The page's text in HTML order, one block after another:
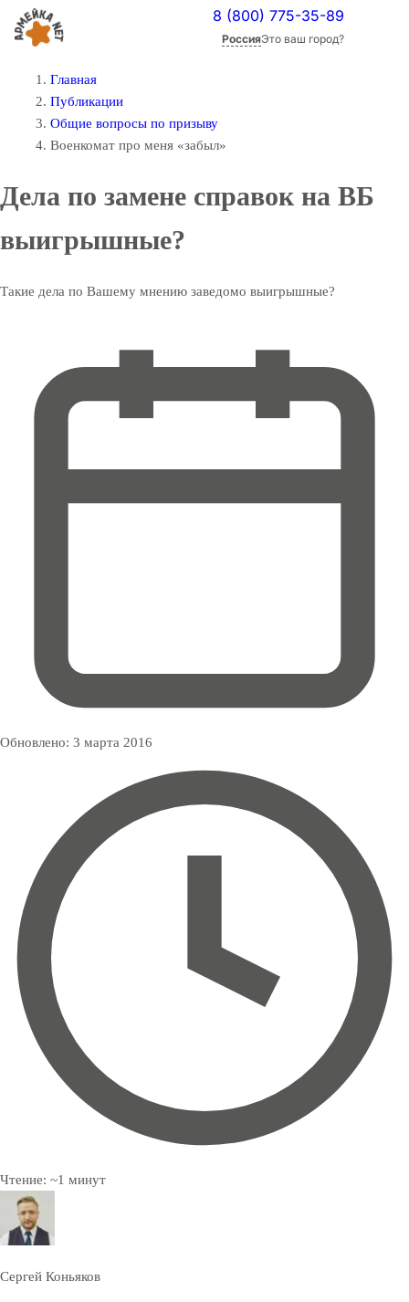
8 (800) 775-35-89
РоссияЭто ваш город?
Главная
Публикации
Общие вопросы по призыву
Военкомат про меня «забыл»
Дела по замене справок на ВБ
выигрышные?
Такие дела по Вашему мнению заведомо выигрышные?
Обновлено: 3 марта 2016
Чтение: ~1 минут
Сергей Коньяков